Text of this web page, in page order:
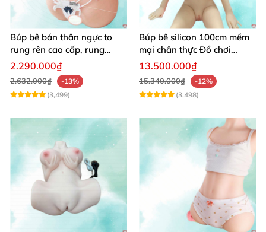
Búp bê bán thân ngực to
rung rên cao cấp, rung
mạnh kích thích
2.290.000₫
2.632.000₫
-13%
(3,499)
Búp bê silicon 100cm mềm
mại chân thực Đồ chơi
người lớn cao cấp
13.500.000₫
15.340.000₫
-12%
(3,498)